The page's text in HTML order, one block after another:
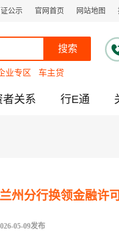
公示 官网首页 网站地图
搜索
业专区 车主贷
者关系 行E通
州分行换领金融许
05-09发布